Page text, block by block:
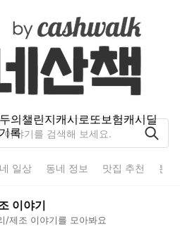
의챌린지캐시로또보험캐시딜
록
일상 동네 정보 맛집 추천 분
이야기
/제조 이야기를 모아봐요